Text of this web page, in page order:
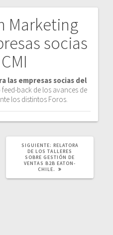
Marketing
socias
las empresas socias del
back de los avances de
los distintos Foros.
SIGUIENTE: SIGUIENTE
POST:
RELATORA
DE LOS TALLERES
SOBRE GESTIÓN DE
VENTAS B2B EATON-
CHILE.